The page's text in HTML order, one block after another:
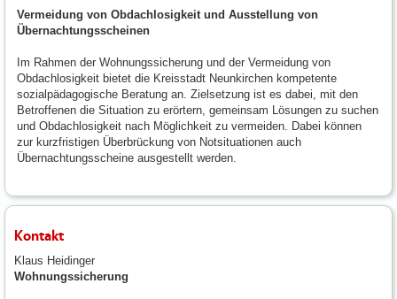
Vermeidung von Obdachlosigkeit und Ausstellung von
Übernachtungsscheinen
Im Rahmen der Wohnungssicherung und der Vermeidung von
Obdachlosigkeit bietet die Kreisstadt Neunkirchen kompetente
sozialpädagogische Beratung an. Zielsetzung ist es dabei, mit den
Betroffenen die Situation zu erörtern, gemeinsam Lösungen zu suchen
und Obdachlosigkeit nach Möglichkeit zu vermeiden. Dabei können
zur kurzfristigen Überbrückung von Notsituationen auch
Übernachtungsscheine ausgestellt werden.
Kontakt
Klaus Heidinger
Wohnungssicherung